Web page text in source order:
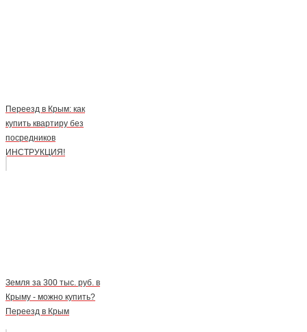
Переезд в Крым: как
купить квартиру без
посредников
ИНСТРУКЦИЯ!
Земля за 300 тыс. руб. в
Крыму - можно купить?
Переезд в Крым